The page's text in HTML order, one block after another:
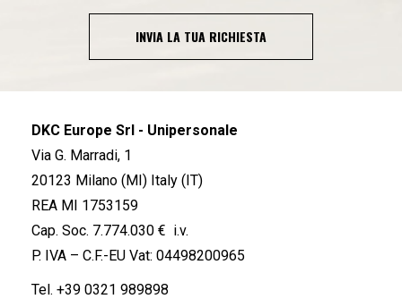
INVIA LA TUA RICHIESTA
DKC Europe Srl - Unipersonale
Via G. Marradi, 1
20123 Milano (MI) Italy (IT)
REA MI 1753159
Cap. Soc. 7.774.030 € i.v.
P. IVA – C.F.-EU Vat: 04498200965
Tel. +39 0321 989898